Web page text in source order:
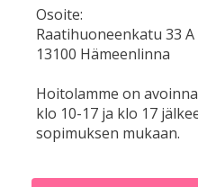
Osoite:
Raatihuoneenkatu 33 A
13100 Hämeenlinna
Hoitolamme on avoinna
klo 10-17 ja klo 17
sopimuksen mukaan.